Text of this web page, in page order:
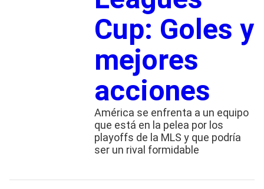
Cup: Goles y
mejores
acciones
América se enfrenta a un equipo
que está en la pelea por los
playoffs de la MLS y que podría
ser un rival formidable